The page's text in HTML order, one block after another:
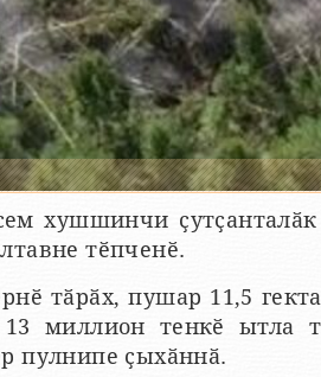
хушшинчи ҫутҫанталӑк
тӗпченӗ.
тӑрӑх, пушар 11,5
миллион тенкӗ ытла
пулнипе ҫыхӑннӑ.